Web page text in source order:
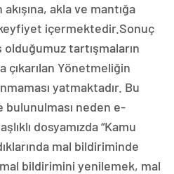
akla ve mantığa
içermektedir.Sonuç
tartışmaların
çıkarılan Yönetmeliğin
yatmaktadır. Bu
bulunulması neden e-
dosyamızda “Kamu
mal bildiriminde
bildirimini yenilemek, mal